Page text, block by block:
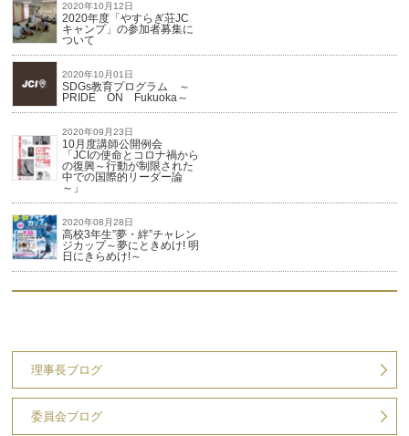
2020年10月12日
2020年度「やすらぎ荘JC
キャンプ」の参加者募集に
ついて
2020年10月01日
SDGs教育プログラム ～
PRIDE ON Fukuoka～
2020年09月23日
10月度講師公開例会
「JCIの使命とコロナ禍から
の復興～行動が制限された
中での国際的リーダー論
～」
2020年08月28日
高校3年生”夢・絆”チャレン
ジカップ～夢にときめけ! 明
日にきらめけ!～
理事長ブログ
委員会ブログ